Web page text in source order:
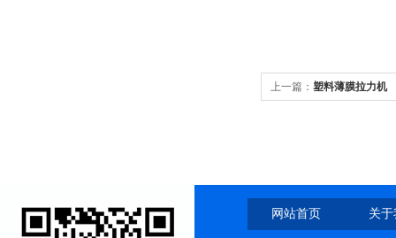
上一篇： 塑料薄膜拉力机
网站首页 关